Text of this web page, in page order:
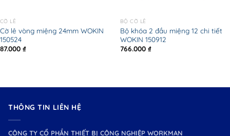
CỜ LÊ
Cờ lê vòng miệng 24mm WOKIN
150524
87.000 ₫
BỘ CỜ LÊ
Bộ khóa 2 đầu miệng 12 chi tiết
WOKIN 150912
766.000 ₫
THÔNG TIN LIÊN HỆ
CÔNG TY CỔ PHẦN THIẾT BỊ CÔNG NGHIỆP WORKMAN